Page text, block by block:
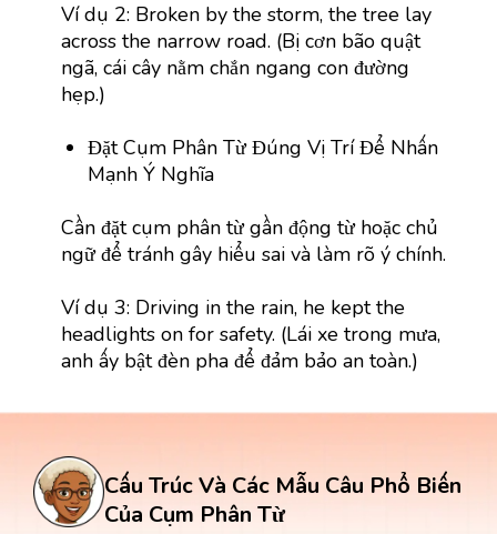
Ví dụ 2: Broken by the storm, the tree lay
across the narrow road. (Bị cơn bão quật
ngã, cái cây nằm chắn ngang con đường
hẹp.)
Đặt Cụm Phân Từ Đúng Vị Trí Để Nhấn
Mạnh Ý Nghĩa
Cần đặt cụm phân từ gần động từ hoặc chủ
ngữ để tránh gây hiểu sai và làm rõ ý chính.
Ví dụ 3: Driving in the rain, he kept the
headlights on for safety. (Lái xe trong mưa,
anh ấy bật đèn pha để đảm bảo an toàn.)
Cấu Trúc Và Các Mẫu Câu Phổ Biến
Của Cụm Phân Từ